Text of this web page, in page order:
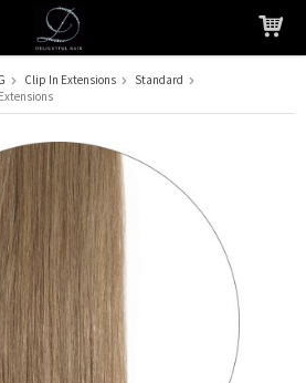
in Ihren Warenkorb gelegt
Clip In Extensions
Standard